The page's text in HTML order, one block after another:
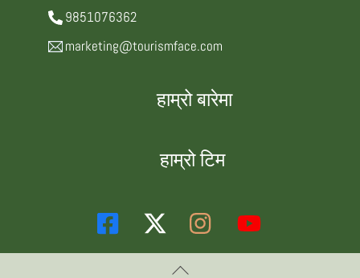
9851076362
marketing@tourismface.com
हाम्रो बारेमा
हाम्रो टिम
Back